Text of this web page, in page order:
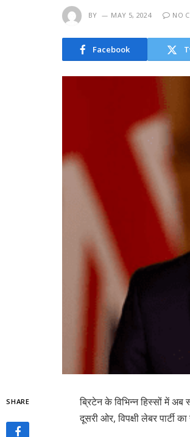
BY MAY 5, 2024 NO
Facebook
SHARE
ब्रिटेन के विभिन्न हिस्सों में अब
दूसरी ओर, विपक्षी लेबर पार्टी